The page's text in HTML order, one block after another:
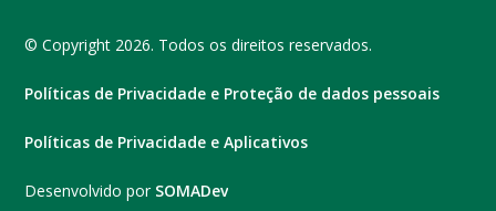
© Copyright 2026. Todos os direitos reservados.
Políticas de Privacidade e Proteção de dados pessoais
Políticas de Privacidade e Aplicativos
Desenvolvido por SOMADev